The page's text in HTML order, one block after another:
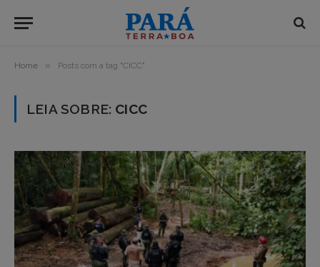
Home » Posts com a tag "CICC"
LEIA SOBRE: CICC